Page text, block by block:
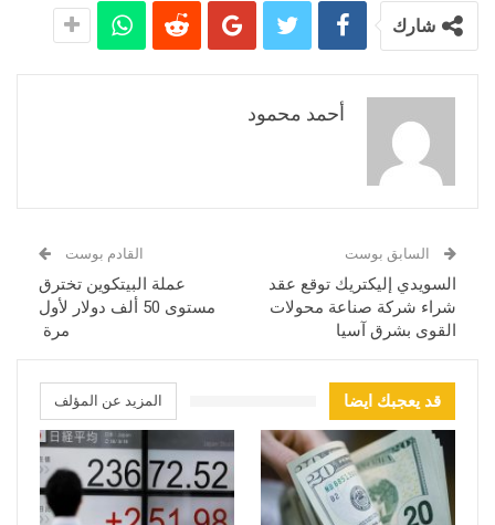
شارك
أحمد محمود
السابق بوست
السويدي إليكتريك توقع عقد
شراء شركة صناعة محولات
القوى بشرق آسيا
القادم بوست
عملة البيتكوين تخترق
مستوى 50 ألف دولار لأول
مرة
قد يعجبك ايضا المزيد عن المؤلف